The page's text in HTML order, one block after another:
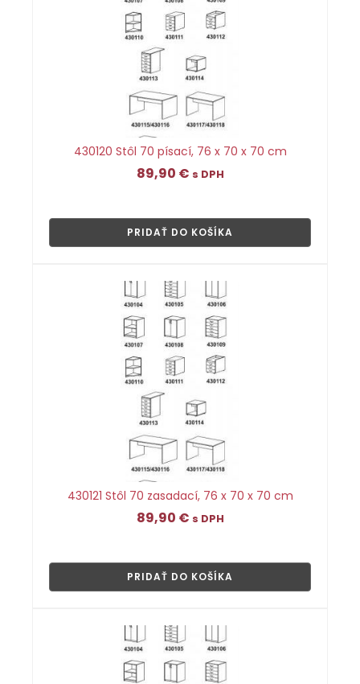
430120 Stôl 70 písací, 76 x 70 x 70 cm
89,90 € s DPH
PRIDAŤ DO KOŠÍKA
430121 Stôl 70 zasadací, 76 x 70 x 70 cm
89,90 € s DPH
PRIDAŤ DO KOŠÍKA